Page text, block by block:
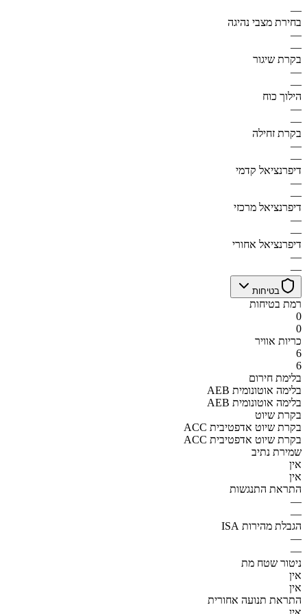
—
בחירת מצבי נהיגה
—
—
בקרת שיגור
—
—
הילוך כוח
—
—
בקרת זחילה
—
—
דיפרנציאל קדמי
—
—
דיפרנציאל מרכזי
—
—
דיפרנציאל אחורי
—
—
בטיחות
רמת בטיחות
0
0
כריות אוויר
6
6
בלימת חירום
AEB בלימה אוטונומית
AEB בלימה אוטונומית
בקרת שיוט
ACC בקרת שיוט אדפטיבית
ACC בקרת שיוט אדפטיבית
שמירת נתיב
אין
אין
התראת התנגשות
—
—
הגבלת מהירות ISA
—
—
ניטור שטח מת
אין
אין
התראת תנועה אחורית